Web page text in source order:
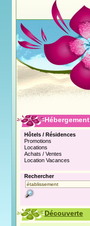
Hébergement
Hôtels / Résidences
Promotions
Locations
Achats / Ventes
Location Vacances
Rechercher
Découverte